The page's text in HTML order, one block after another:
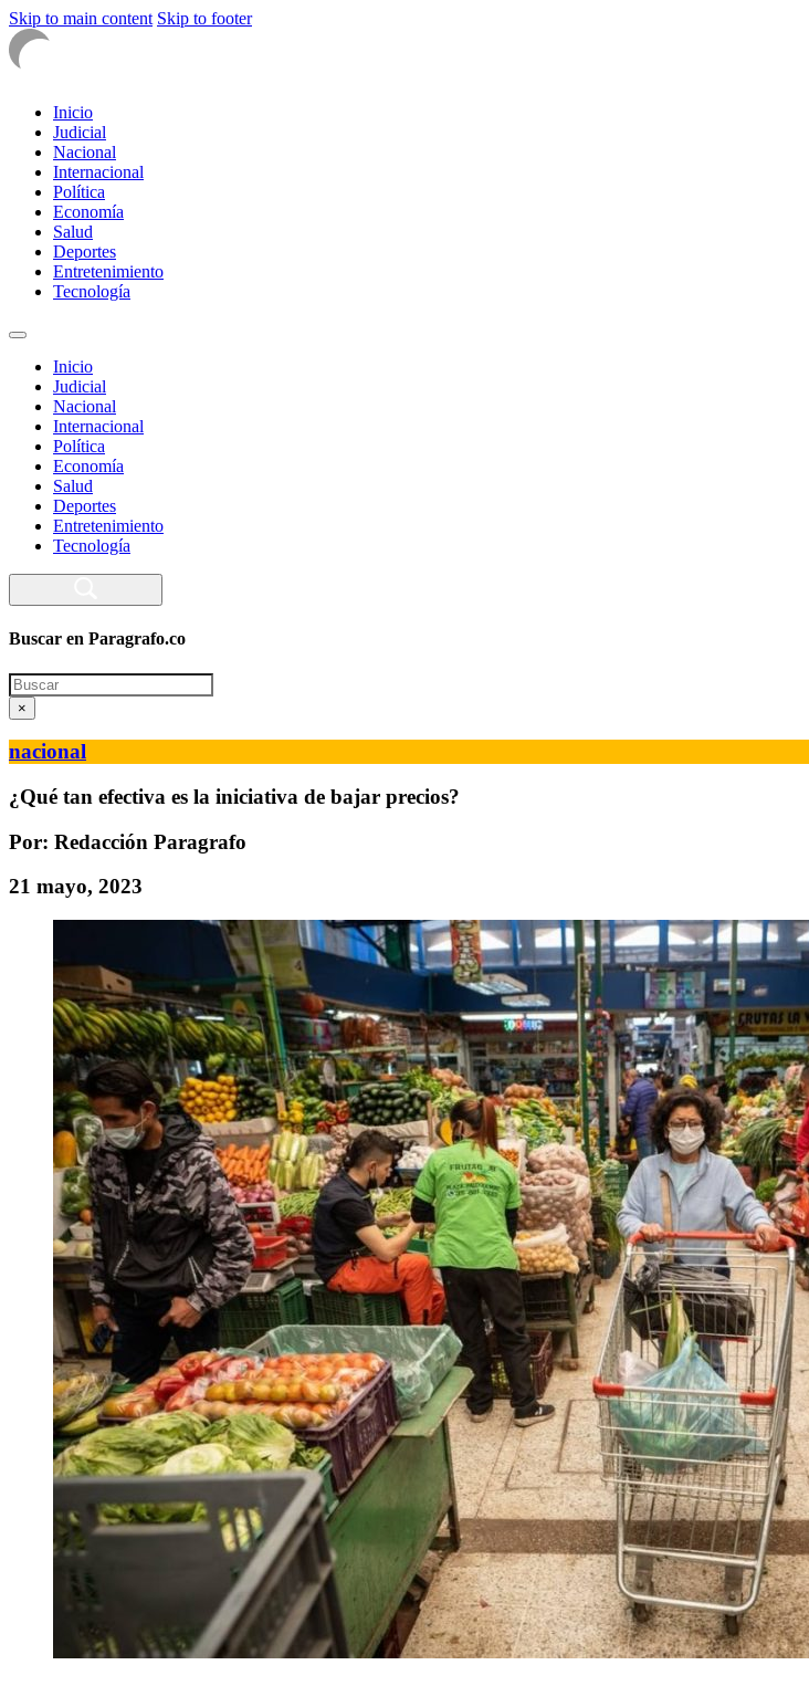
Skip to main content Skip to footer
Inicio
Judicial
Nacional
Internacional
Política
Economía
Salud
Deportes
Entretenimiento
Tecnología
Inicio
Judicial
Nacional
Internacional
Política
Economía
Salud
Deportes
Entretenimiento
Tecnología
Buscar en Paragrafo.co
Search
×
nacional
¿Qué tan efectiva es la iniciativa de bajar precios?
Por: Redacción Paragrafo
21 mayo, 2023